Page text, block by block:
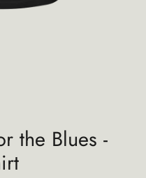
the Blues -